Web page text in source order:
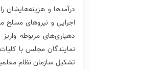
درآمدها و هزینه‌هایشان
اجرایی و نیروهای مسلح
دهیاری‌های مربوطه
نمایندگان مجلس با
تشکیل سازمان نظام